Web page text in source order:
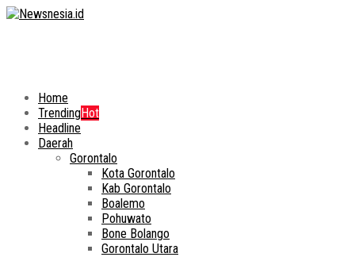
Home
TrendingHot
Headline
Daerah
Gorontalo
Kota Gorontalo
Kab Gorontalo
Boalemo
Pohuwato
Bone Bolango
Gorontalo Utara